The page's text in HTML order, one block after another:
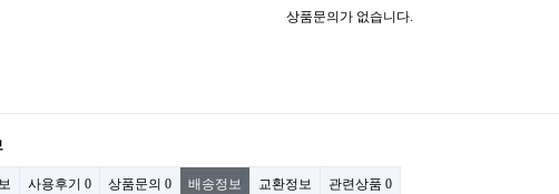
상품문의가 없습니다.
사용후기 0 상품문의 0 배송정보 교환정보 관련상품 0